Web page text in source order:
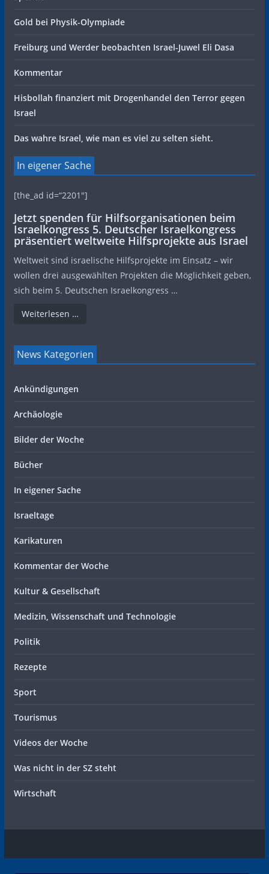
Gold bei Physik-Olympiade
Freiburg und Werder beobachten Israel-Juwel Eli Dasa
Kommentar
Hisbollah finanziert mit Drogenhandel den Terror gegen
Israel
Das wahre Israel, wie man es viel zu selten sieht.
In eigener Sache
[the_ad id=“2201″]
Jetzt spenden für Hilfsorganisationen beim
Israelkongress 5. Deutscher Israelkongress
präsentiert weltweite Hilfsprojekte aus Israel
Weltweit sind israelische Hilfsprojekte im Einsatz – wir
wollen drei ausgewählten Projekten die Möglichkeit geben,
sich beim 5. Deutschen Israelkongress …
Weiterlesen …
News Kategorien
Ankündigungen
Archäologie
Bilder der Woche
Bücher
In eigener Sache
Israeltage
Karikaturen
Kommentar der Woche
Kultur & Gesellschaft
Medizin, Wissenschaft und Technologie
Politik
Rezepte
Sport
Tourismus
Videos der Woche
Was nicht in der SZ steht
Wirtschaft